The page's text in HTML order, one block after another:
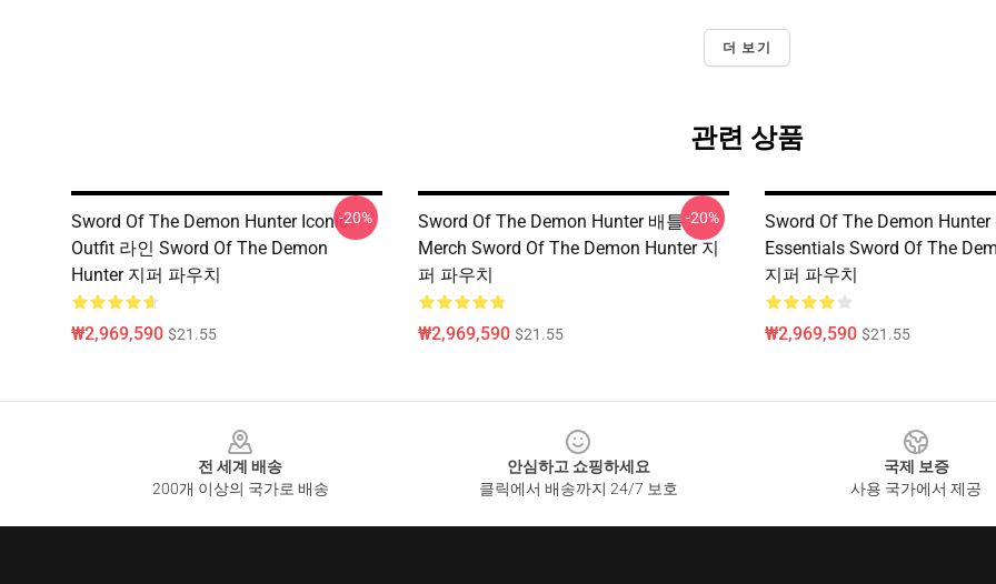
더 보기
관련 상품
Sword Of The Demon Hunter Iconic
Outfit 라인 Sword Of The Demon
Hunter 지퍼 파우치
₩2,969,590 $21.55
-20%
Sword Of The Demon Hunter 배틀
Merch Sword Of The Demon Hunter 지
퍼 파우치
₩2,969,590 $21.55
-20%
Sword Of The Demon Hunter
Essentials Sword Of The
지퍼 파우치
₩2,969,590 $21.55
전 세계 배송
200개 이상의 국가로 배송
안심하고 쇼핑하세요
클릭에서 배송까지 24/7 보호
국제 보증
사용 국가에서 제공